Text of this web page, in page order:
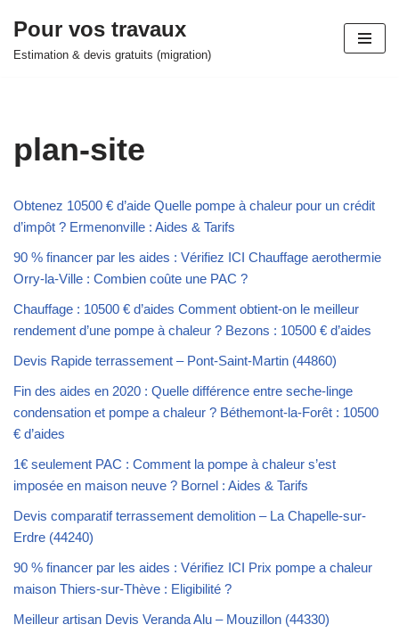
Aller
Pour vos travaux
Estimation & devis gratuits (migration)
plan-site
Obtenez 10500 € d’aide Quelle pompe à chaleur pour un crédit
d’impôt ? Ermenonville : Aides & Tarifs
90 % financer par les aides : Vérifiez ICI Chauffage aerothermie
Orry-la-Ville : Combien coûte une PAC ?
Chauffage : 10500 € d’aides Comment obtient-on le meilleur
rendement d’une pompe à chaleur ? Bezons : 10500 € d’aides
Devis Rapide terrassement – Pont-Saint-Martin (44860)
Fin des aides en 2020 : Quelle différence entre seche-linge
condensation et pompe a chaleur ? Béthemont-la-Forêt : 10500
€ d’aides
1€ seulement PAC : Comment la pompe à chaleur s’est
imposée en maison neuve ? Bornel : Aides & Tarifs
Devis comparatif terrassement demolition – La Chapelle-sur-
Erdre (44240)
90 % financer par les aides : Vérifiez ICI Prix pompe a chaleur
maison Thiers-sur-Thève : Eligibilité ?
Meilleur artisan Devis Veranda Alu – Mouzillon (44330)